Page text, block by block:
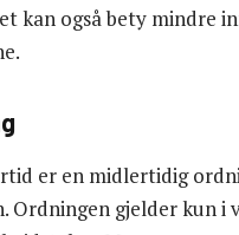
kan også bety mindre
er en midlertidig
Ordningen gjelder kun